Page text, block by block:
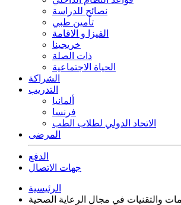
نصائح للدراسة
تأمين طبي
الفيزا و الاقامة
خريجينا
ذات الصلة
الحياة الاجتماعية
الشراكة
التدريب
ألمانيا
فرنسا
الاتحاد الدولي لطلاب الطب
المرضى
الدفع
جهات الاتصال
الرئيسية
والتقنيات في مجال الرعاية الصحية